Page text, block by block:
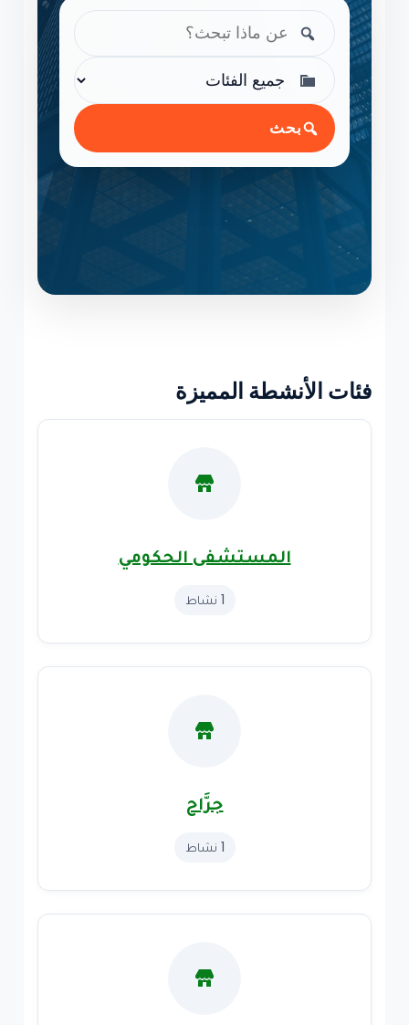
بحث
فئات الأنشطة المميزة
المستشفى الحكومي
1 نشاط
جرَّاح
1 نشاط